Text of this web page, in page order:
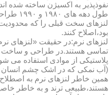
طول دهه
لنزهای سخت قبلی را که
بود،اصلاح کنند.
لنزهای نرم:در حقیقت «لنزهای
تماسی هستند.در طراحی و ساخت
پلاستیکی از موادی استفاده می
(آب نمکی که در اشک چشم انسان
همین خاطر لنزهای نرم به
هستند،طبیعی ترند و به خاطر